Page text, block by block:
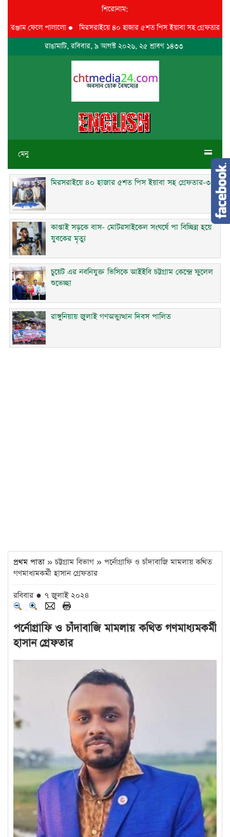
শিরোনাম:
ফেলে পালালো●মিরসরাইয়ে ৪০ হাজার ৫শত পিস ইয়াবা সহ গ্রেফতার-৩●
রাঙামাটি, রবিবার, ৯ আগস্ট ২০২৬, ২৫ শ্রাবণ ১৪৩৩
মেনু
মিরসরাইয়ে ৪০ হাজার ৫শত পিস ইয়াবা সহ গ্রেফতার-৩
কাপ্তাই সড়কে বাস- মোটরসাইকেল সংঘর্ষে পা বিচ্ছিন্ন হয়ে
যুবকের মৃত্যু
চুয়েট এর নবনিযুক্ত ভিসিকে আইইবি চট্টগ্রাম কেন্দ্রে ফুলেল
শুভেচ্ছা
রাঙ্গুনিয়ায় জুলাই গণঅভ্যুত্থান দিবস পালিত
প্রথম পাতা » চট্টগ্রাম বিভাগ » পর্নোগ্রাফি ও চাঁদাবাজি মামলায় কথিত
গণমাধ্যমকর্মী হাসান গ্রেফতার
রবিবার ● ৭ জুলাই ২০২৪
পর্নোগ্রাফি ও চাঁদাবাজি মামলায় কথিত গণমাধ্যমকর্মী
হাসান গ্রেফতার